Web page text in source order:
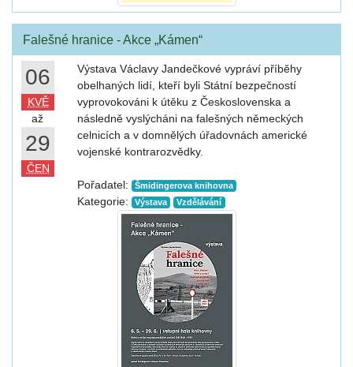
Falešné hranice - Akce „Kámen“
06
KVĚ
až
29
ČEN
Výstava Václavy Jandečkové vypráví příběhy
obelhaných lidí, kteří byli Státní bezpečností
vyprovokováni k útěku z Československa a
následně vyslýcháni na falešných německých
celnicích a v domnělých úřadovnách americké
vojenské kontrarozvědky.
Pořadatel: Šmidingerova knihovna
Kategorie: Výstava Vzdělávání